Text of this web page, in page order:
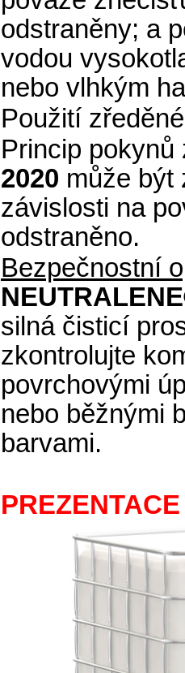
odstraněny; a
vodou
nebo vlhkým
Použití
Princip
2020 může být
závislosti na
odstraněno.
Bezpečnostní
silná čisticí
zkontrolujte
povrchovými
nebo běžnými
barvami.
PREZENTACE